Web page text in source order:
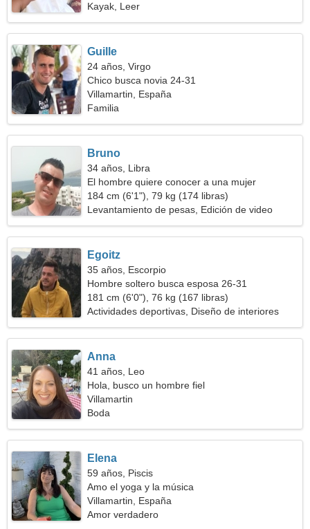
Kayak, Leer
Guille
24 años, Virgo
Chico busca novia 24-31
Villamartin, España
Familia
Bruno
34 años, Libra
El hombre quiere conocer a una mujer
184 cm (6'1"), 79 kg (174 libras)
Levantamiento de pesas, Edición de video
Egoitz
35 años, Escorpio
Hombre soltero busca esposa 26-31
181 cm (6'0"), 76 kg (167 libras)
Actividades deportivas, Diseño de interiores
Anna
41 años, Leo
Hola, busco un hombre fiel
Villamartin
Boda
Elena
59 años, Piscis
Amo el yoga y la música
Villamartin, España
Amor verdadero